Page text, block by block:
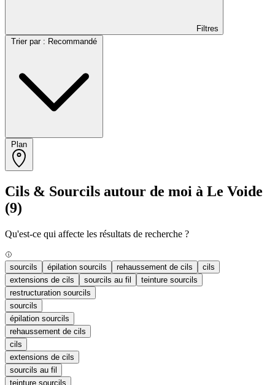
Filtres
Cils & Sourcils autour de moi à Le Voide
(9)
Qu'est-ce qui affecte les résultats de recherche ?
sourcils épilation sourcils rehaussement de cils
cils
extensions de cils
sourcils au fil
teinture sourcils
restructuration sourcils
sourcils
épilation sourcils
rehaussement de cils
cils
extensions de cils
sourcils au fil
teinture sourcils